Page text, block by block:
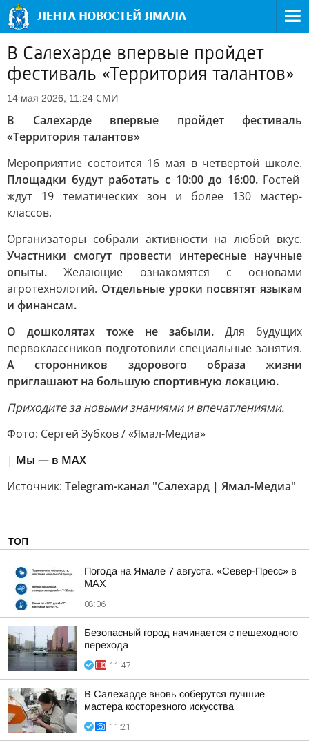
В Салехарде впервые пройдет
фестиваль «Территория талантов»
14 мая 2026, 11:24 СМИ
В Салехарде впервые пройдет фестиваль
«Территория талантов»
Мероприятие состоится 16 мая в четвертой школе.
Площадки будут работать с 10:00 до 16:00. Гостей
ждут 19 тематических зон и более 130 мастер-
классов.
Организаторы собрали активности на любой вкус.
Участники смогут провести интересные научные
опыты. Желающие ознакомятся с основами
агротехнологий. Отдельные уроки посвятят языкам
и финансам.
О дошколятах тоже не забыли. Для будущих
первоклассников подготовили специальные занятия.
А сторонников здорового образа жизни
приглашают на большую спортивную локацию.
Приходите за новыми знаниями и впечатлениями.
Фото: Сергей Зубков / «Ямал-Медиа»
| Мы — в МАХ
Источник: Telegram-канал "Салехард | Ямал-Медиа"
ТОП
Погода на Ямале 7 августа. «Север-Пресс» в
MAX
08:06
Безопасный город начинается с пешеходного
перехода
11:47
В Салехарде вновь соберутся лучшие
мастера косторезного искусства
11:21